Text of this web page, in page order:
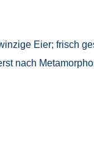
Eier; frisch
nach